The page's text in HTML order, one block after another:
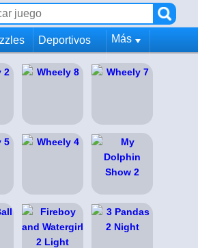
Deportivos Más